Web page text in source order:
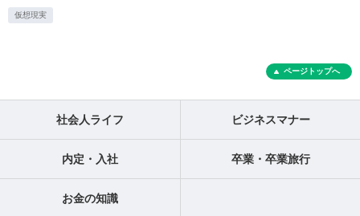
仮想現実
ページトップへ
社会人ライフ ビジネスマナー
内定・入社 卒業・卒業旅行
お金の知識